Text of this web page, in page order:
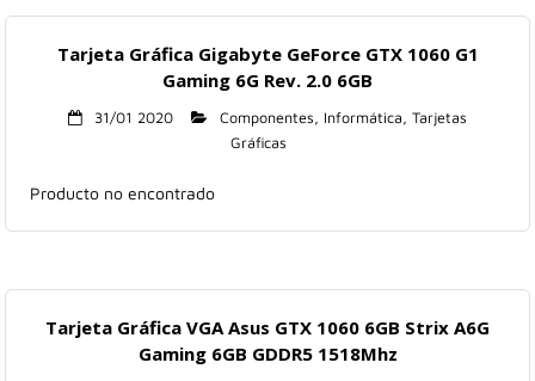
Tarjeta Gráfica Gigabyte GeForce GTX 1060 G1
Gaming 6G Rev. 2.0 6GB
31/01 2020 Componentes, Informática, Tarjetas
Gráficas
Producto no encontrado
Tarjeta Gráfica VGA Asus GTX 1060 6GB Strix A6G
Gaming 6GB GDDR5 1518Mhz